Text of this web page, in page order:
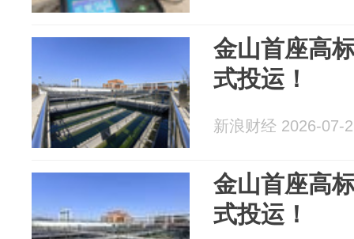
金山首座高
式投运！
新浪财经 2026-07-
金山首座高
式投运！